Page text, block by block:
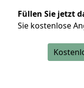
Füllen Sie jetzt
Sie kostenlose